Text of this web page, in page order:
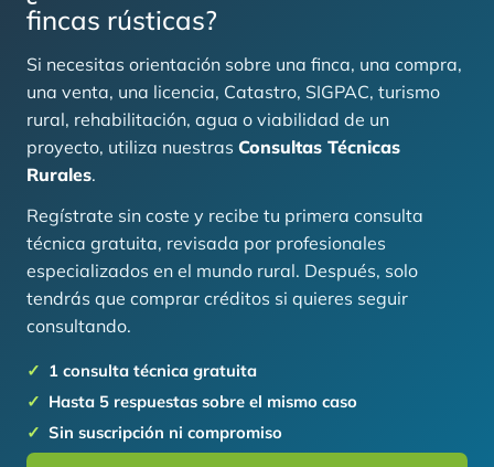
fincas rústicas?
Si necesitas orientación sobre una finca, una compra,
una venta, una licencia, Catastro, SIGPAC, turismo
rural, rehabilitación, agua o viabilidad de un
proyecto, utiliza nuestras Consultas Técnicas
Rurales.
Regístrate sin coste y recibe tu primera consulta
técnica gratuita, revisada por profesionales
especializados en el mundo rural. Después, solo
tendrás que comprar créditos si quieres seguir
consultando.
1 consulta técnica gratuita
Hasta 5 respuestas sobre el mismo caso
Sin suscripción ni compromiso